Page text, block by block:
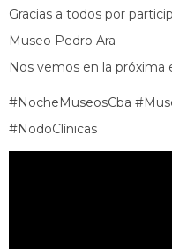
Gracias a todos por
Museo Pedro Ara
Nos vemos en la próxima
#NocheMuseosCba
#NodoClínicas